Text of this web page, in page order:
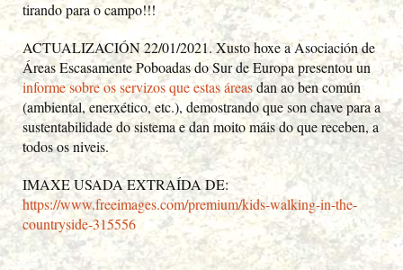
tirando para o campo!!!
ACTUALIZACIÓN 22/01/2021. Xusto hoxe a Asociación de
Áreas Escasamente Poboadas do Sur de Europa presentou un
informe sobre os servizos que estas áreasdan ao ben común
(ambiental, enerxético, etc.), demostrando que son chave para a
sustentabilidade do sistema e dan moito máis do que receben, a
todos os niveis.
IMAXE USADA EXTRAÍDA DE:
https://www.freeimages.com/premium/kids-walking-in-the-
countryside-315556